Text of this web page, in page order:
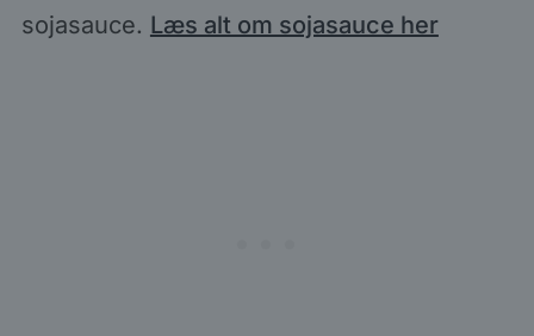
sojasauce. Læs alt om sojasauce her